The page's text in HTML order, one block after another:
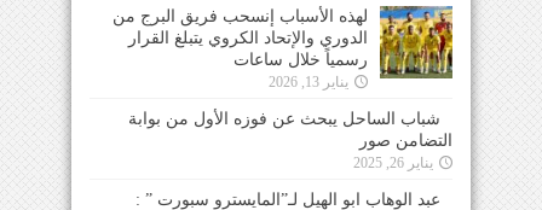
لهذه الأسباب إنسحب فريق البرج من
الدوري والإتحاد الكروي يتبلغ القرار
رسمياً خلال ساعات
يناير 13, 2026
شباب الساحل يبحث عن فوزه الأول من بوابة
التضامن صور
يناير 26, 2025
عبد الوهاب ابو الهيل لـ”المايسترو سبورت ” :